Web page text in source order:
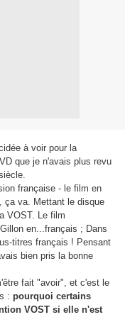
à voir pour la
que je n'avais plus revu
française - le film en
ça va. Mettant le disque
VOST. Le film
en...français ; Dans
titres français ! Pensant
bien pris la bonne
fait "avoir", et c'est le
: pourquoi certains
VOST si elle n'est